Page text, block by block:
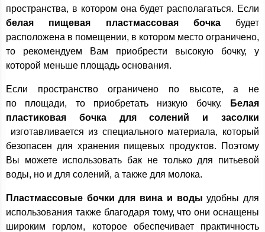
пространства, в котором она будет располагаться. Если
белая пищевая пластмассовая бочкабудет
расположена в помещении, в котором место ограничено,
то рекомендуем Вам приобрести высокую бочку, у
которой меньше площадь основания.
Если пространство ограничено по высоте, а не
по площади, то приобретать низкую бочку.
Белая
пластиковая бочка для солений и засолки
изготавливается из специального материала, который
безопасен для хранения пищевых продуктов. Поэтому
Вы можете использовать бак не только для питьевой
воды, но и для солений, а также для молока.
Пластмассовые бочки для вина и воды удобны для
использования также благодаря тому, что они оснащены
широким горлом, которое обеспечивает практичность